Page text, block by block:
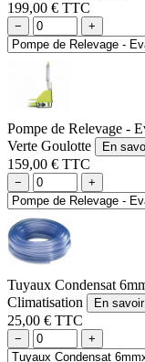
199,00 € TTC
− +
Pompe de Relevage -
Verte Goulotte
En
159,00 € TTC
− +
Tuyaux Condensat
Climatisation
En
25,00 € TTC
− +